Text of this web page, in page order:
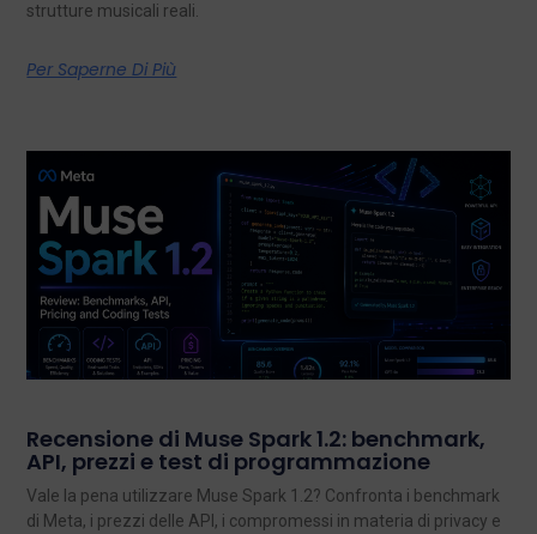
strutture musicali reali.
Per Saperne Di Più
Recensione di Muse Spark 1.2: benchmark,
API, prezzi e test di programmazione
Vale la pena utilizzare Muse Spark 1.2? Confronta i benchmark
di Meta, i prezzi delle API, i compromessi in materia di privacy e